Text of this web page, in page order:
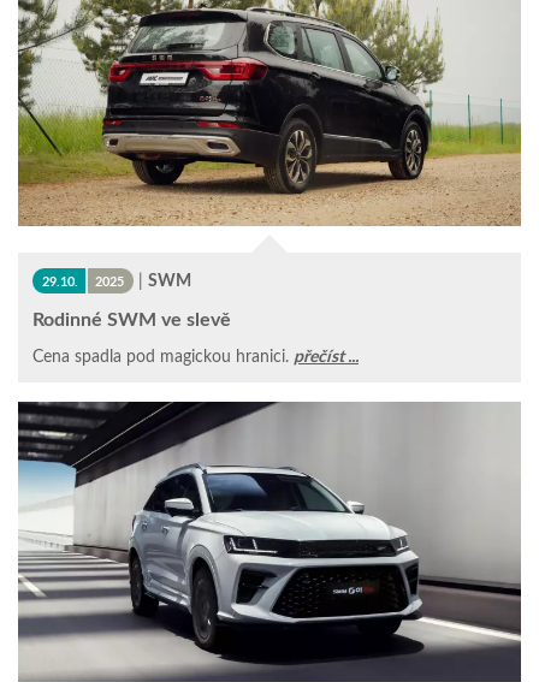
29.10. 2025 | SWM
Rodinné SWM ve slevě
Cena spadla pod magickou hranici. přečíst ...